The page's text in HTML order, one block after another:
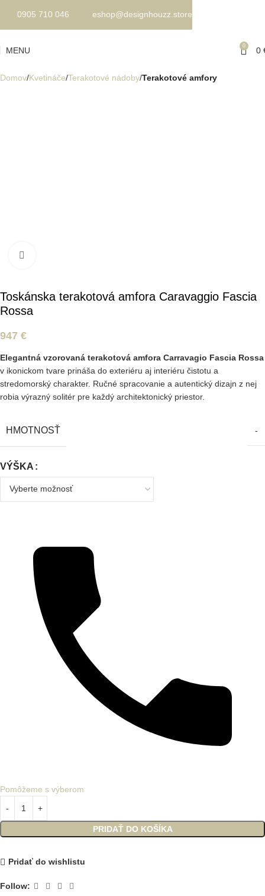
MENU 0 0
Domov Kvetináče Terakotové nádoby Terakotové amfory
Toskánska terakotová amfora Caravaggio Fascia
Rossa
947 €
Elegantná vzorovaná terakotová amfora Carravagio Fascia Rossa
v ikonickom tvare prináša do exteriéru aj interiéru čistotu a
stredomorský charakter. Ručné spracovanie a autentický dizajn z nej
robia výrazný solitér pre každý architektonický priestor.
HMOTNOSŤ -
VÝŠKA
PRIDAŤ DO KOŠÍKA
Pomôžeme s výberom
Pridať do wishlistu
Follow:
0905 710 046 eshop@designhouzz.store